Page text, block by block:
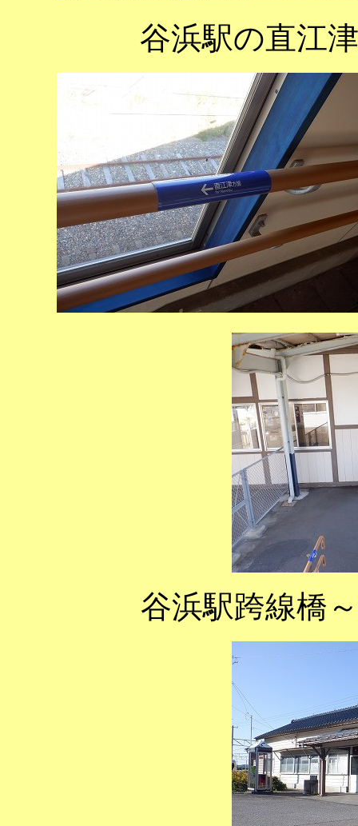
谷浜駅の直江
谷浜駅跨線橋